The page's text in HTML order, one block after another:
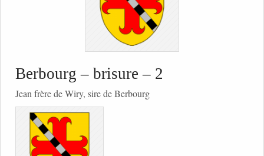
Berbourg – brisure – 2
Jean frère de Wiry, sire de Berbourg